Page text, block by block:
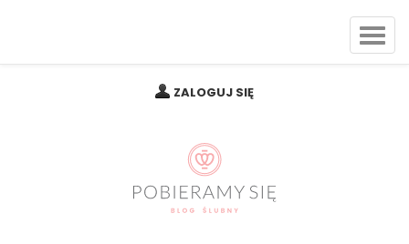
ZALOGUJ SIĘ